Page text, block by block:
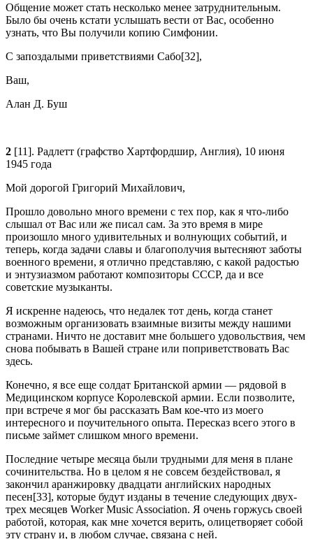
Общение может стать несколько менее затруднительным.
Было бы очень кстати услышать вести от Вас, особенно
узнать, что Вы получили копию Симфонии.
С запоздалыми приветствиями Сабо[32],
Ваш,
Алан Д. Буш
2 [11]. Радлетт (графство Хартфордшир, Англия), 10 июня
1945 года
Мой дорогой Григорий Михайлович,
Прошло довольно много времени с тех пор, как я что-либо
слышал от Вас или же писал сам. За это время в мире
произошло много удивительных и волнующих событий, и
теперь, когда задачи славы и благополучия вытесняют заботы
военного времени, я отлично представляю, с какой радостью
и энтузиазмом работают композиторы СССР, да и все
советские музыканты.
Я искренне надеюсь, что недалек тот день, когда станет
возможным организовать взаимные визиты между нашими
странами. Ничто не доставит мне большего удовольствия, чем
снова побывать в Вашей стране или поприветствовать Вас
здесь.
Конечно, я все еще солдат Британской армии — рядовой в
Медицинском корпусе Королевской армии. Если позволите,
при встрече я мог бы рассказать Вам кое-что из моего
интересного и поучительного опыта. Пересказ всего этого в
письме займет слишком много времени.
Последние четыре месяца были трудными для меня в плане
сочинительства. Но в целом я не совсем бездействовал, я
закончил аранжировку двадцати английских народных
песен[33], которые будут изданы в течение следующих двух-
трех месяцев Worker Music Association. Я очень горжусь своей
работой, которая, как мне хочется верить, олицетворяет собой
эту страну и, в любом случае, связана с ней.